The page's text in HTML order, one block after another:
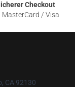
Checkout
MasterCard / Visa
CA 92130